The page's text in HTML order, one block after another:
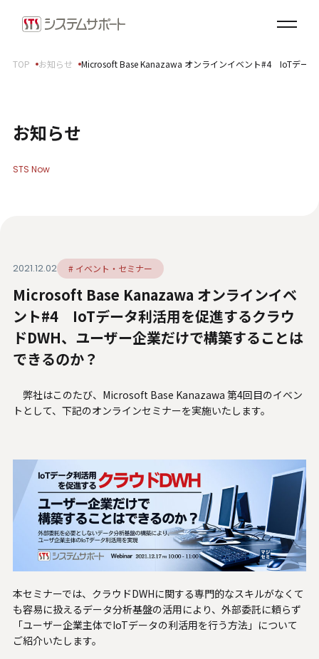
ソリューション・プロダクト
企業情報
拠点案内
SDGsへの取り組み
健康経営宣言
ダイバーシティ・エクイティ＆インクルージョン
人材関連データ・社外からの評価
採用情報
お知らせ
Microsoft Base Kanazawa
システムサポート胡蝶蘭オンラインショップ
事例紹介
English
U.S. FrontLine
TOP お知らせ Microsoft Base Kanazawa オンラインイベント#4 IoTデー
お知らせ
STS Now
2021.12.02 # イベント・セミナー
Microsoft Base Kanazawa オンラインイベ
ント#4 IoTデータ利活用を促進するクラウ
ドDWH、ユーザー企業だけで構築することは
できるのか？
弊社はこのたび、Microsoft Base Kanazawa 第4回目のイベン
トとして、下記のオンラインセミナーを実施いたします。
本セミナーでは、クラウドDWHに関する専門的なスキルがなくて
も容易に扱えるデータ分析基盤の活用により、外部委託に頼らず
「ユーザー企業主体でIoTデータの利活用を行う方法」について
ご紹介いたします。